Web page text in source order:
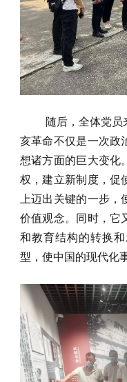
随后，全体党
亥革命不仅是一次政
想诸方面的巨大变化
权，建立新制度，促
上迈出关键的一步，
价值观念。同时，它
和教育结构的转换
型，使中国的现代化